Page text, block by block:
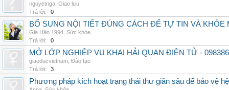
nguyetnga Giao lưu
Trả lời:
0
BỔ SUNG NỘI TIẾT ĐÚNG CÁCH ĐỂ TỰ TIN VÀ KHỎE
Gia Hân 1994 Sức khỏe
Trả lời:
0
MỞ LỚP NGHIỆP VỤ KHAI HẢI QUAN ĐIỆN TỬ -
giaoducvietnam Đào tạo
Trả lời:
3
Phương pháp kích hoạt trạng thái thư giãn sâu để bảo vệ